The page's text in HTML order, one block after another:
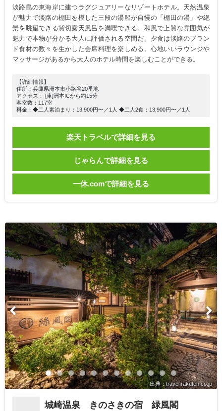
淡路島の東海岸に建つラグジュアリーなリゾートホテル。天然温泉
が魅力で淡路の棚田を模した三段の湯船が自慢の「棚田の湯」や絶
景を眺望できる貸切露天風呂を満喫できる。和風で上質な雰囲気が
魅力で本物が分かる大人に評価される空間だ。夕食は淡路のブラン
ド食材の数々を生かした会席料理を楽しめる。心地いいラウンジや
マッサージがあるから大人のホテル時間を楽しむことができる。
【詳細情報】
住所：兵庫県洲本市小路谷20番地
アクセス： [車]洲本ICから約15分
客室数：117室
料金：◆二人素泊まり：13,900円〜／1人 ◆二人2食：13,900円〜／1人
楽天トラベルで詳細を見る
じゃらんで詳細を見る
一休.comで詳細を見る
出典：travel.rakuten.co.jp
城崎温泉 きのさきの宿 緑風閣